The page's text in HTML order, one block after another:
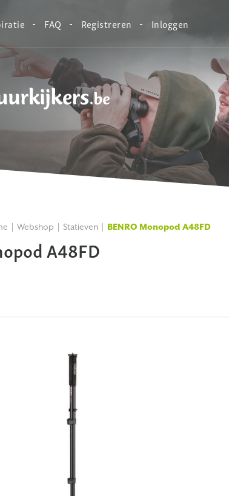
FAQ Registreren Inloggen
Webshop Statieven BENRO Monopod A48FD
A48FD